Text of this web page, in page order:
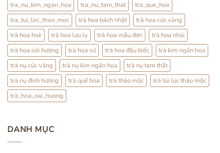
tra_nu_kim_ngan_hoa
tra_nu_tam_that
tra_que_hoa
tra_tui_loc_thao_moc
trà hoa bách nhật
trà hoa cúc vàng
trà hoa hoè
trà hoa lưu ly trà hoa mẫu đơn
trà hoa nhài
trà hoa oải hương
trà hoa sứ trà hoa đậu biếc
trà kim ngân hoa
trà nụ cúc vàng
trà nụ kim ngân hoa
trà nụ tam thất
trà nụ đinh hương
trà quế hoa trà thảo mộc
trà túi lọc thảo mộc
trà_hoa_oai_huong
DANH MỤC